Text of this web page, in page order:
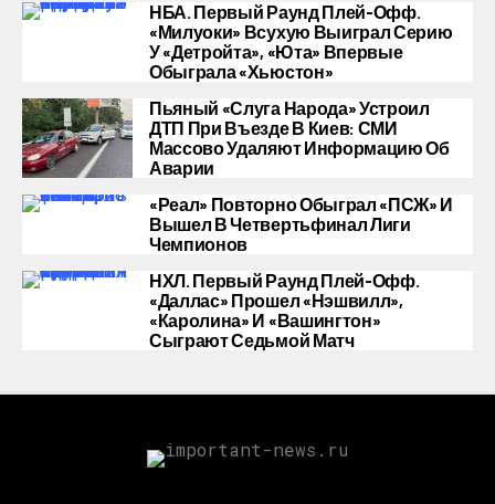
НБА. Первый Раунд Плей-Офф.
«Милуоки» Всухую Выиграл Серию
У «Детройта», «Юта» Впервые
Обыграла «Хьюстон»
Пьяный «слуга Народа» Устроил
ДТП При Въезде В Киев: СМИ
Массово Удаляют Информацию Об
Аварии
«Реал» Повторно Обыграл «ПСЖ» И
Вышел В Четвертьфинал Лиги
Чемпионов
НХЛ. Первый Раунд Плей-Офф.
«Даллас» Прошел «Нэшвилл»,
«Каролина» И «Вашингтон»
Сыграют Седьмой Матч